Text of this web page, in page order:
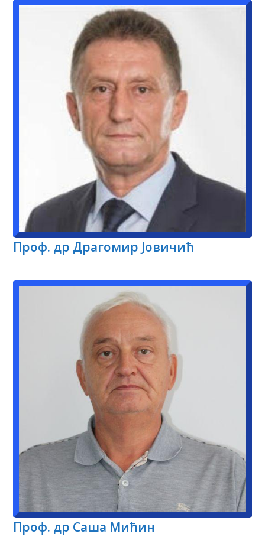
Проф. др Драгомир Јовичић
Проф. др Саша Мићин